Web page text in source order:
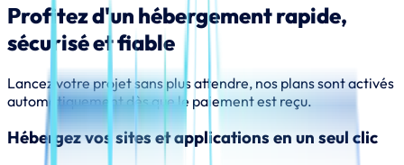
Profitez d'un hébergement rapide,
sécurisé et fiable
Lancez votre projet sans plus attendre, nos plans sont activés
automatiquement dès que le paiement est reçu.
Hébergez vos sites et applications en un seul clic